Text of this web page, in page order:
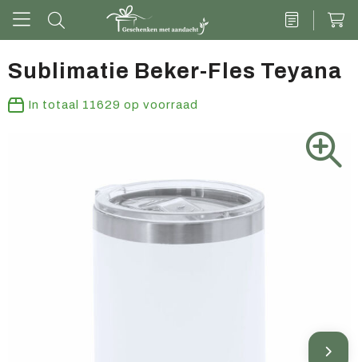
Vrije tijd & outdoor
Sublimatie Beker-Fles Teyana
In totaal 11629 op voorraad